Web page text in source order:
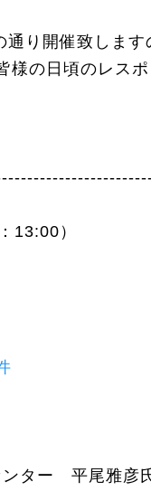
り開催致します
様の日頃のレス
13:00）
ンター 平尾雅彦